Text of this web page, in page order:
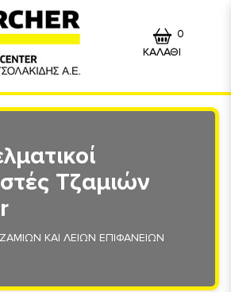
ΚΑΛΑΘΙ
0
Τζαμιών
ΚΑΙ ΛΕΙΩΝ ΕΠΙΦΑΝΕΙΩΝ